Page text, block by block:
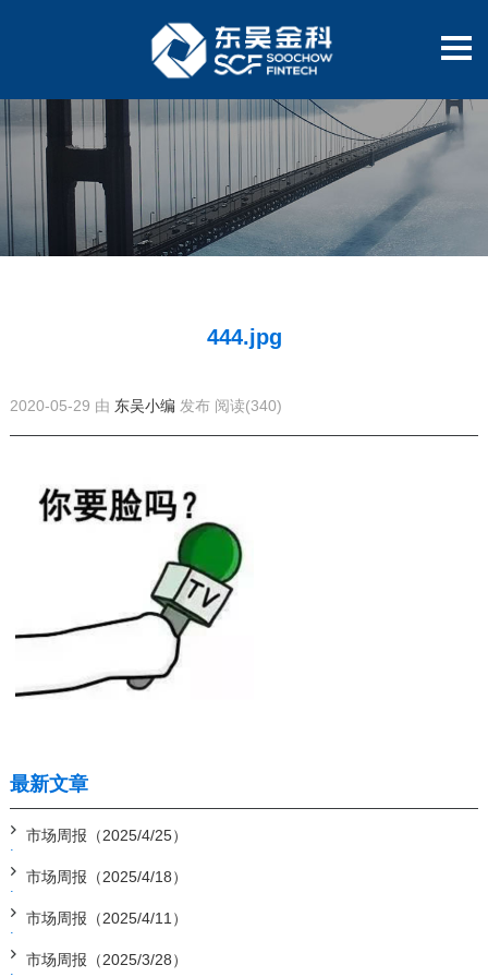
444.jpg
2020-05-29 由 东吴小编 发布 阅读(340)
最新文章
市场周报（2025/4/25）
市场周报（2025/4/18）
市场周报（2025/4/11）
市场周报（2025/3/28）